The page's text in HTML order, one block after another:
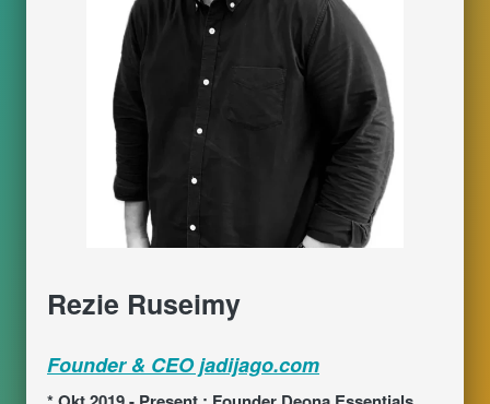
Rezie Ruseimy
Founder & CEO jadijago.com